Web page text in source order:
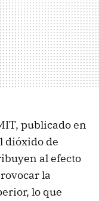
publicado en
dióxido de
al efecto
la
lo que